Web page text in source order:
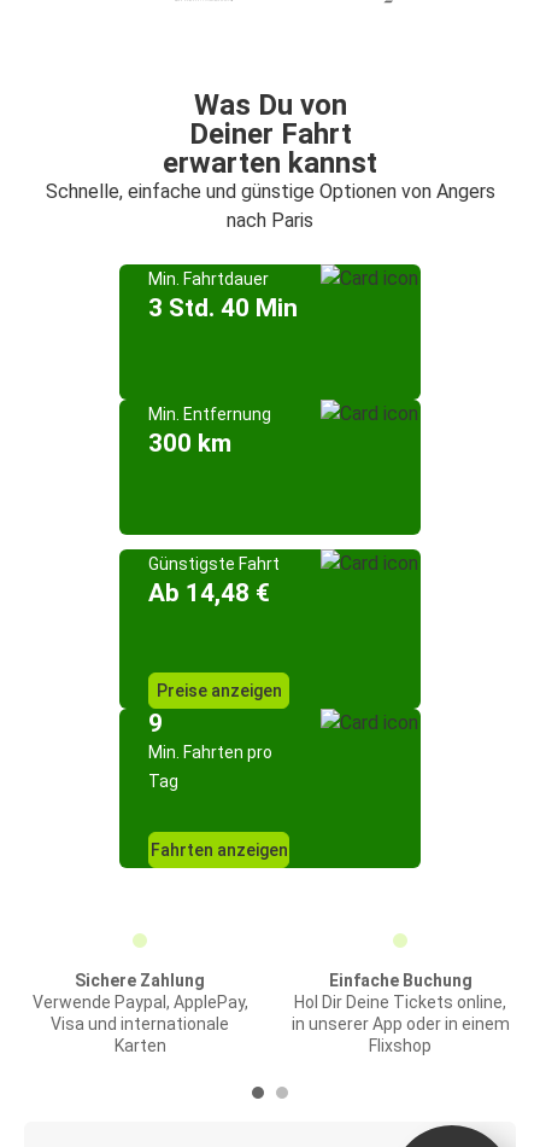
Was Du von
Deiner Fahrt
erwarten kannst
Schnelle, einfache und günstige Optionen von Angers
nach Paris
Min. Fahrtdauer
3 Std. 40 Min
Min. Entfernung
300 km
Günstigste Fahrt
Ab 14,48 €
Preise anzeigen
9
Min. Fahrten pro
Tag
Fahrten anzeigen
Sichere Zahlung
Verwende Paypal, ApplePay,
Visa und internationale
Karten
Einfache Buchung
Hol Dir Deine Tickets online,
in unserer App oder in einem
Flixshop